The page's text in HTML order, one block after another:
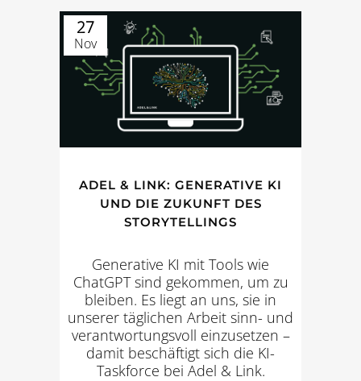
27
Nov
ADEL & LINK: GENERATIVE KI
UND DIE ZUKUNFT DES
STORYTELLINGS
Generative KI mit Tools wie
ChatGPT sind gekommen, um zu
bleiben. Es liegt an uns, sie in
unserer täglichen Arbeit sinn- und
verantwortungsvoll einzusetzen –
damit beschäftigt sich die KI-
Taskforce bei Adel & Link.